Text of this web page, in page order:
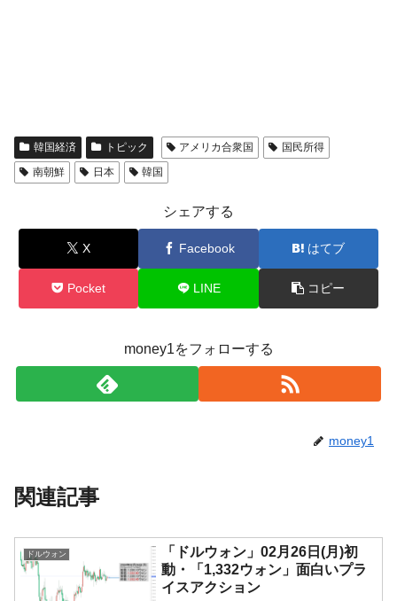
韓国経済 トピック アメリカ合衆国
国民所得
南朝鮮
日本 韓国
シェアする
X Facebook はてブ
Pocket LINE コピー
money1をフォローする
money1
関連記事
ドルウォン
「ドルウォン」02月26日(月)初
動・「1,332ウォン」面白いプラ
イスアクション